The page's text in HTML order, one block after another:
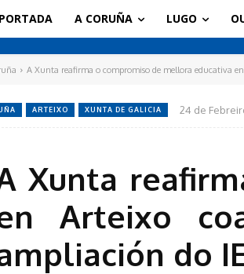
PORTADA A CORUÑA LUGO
A Xunta reafirma o compromiso de mellora educativa
ARTEIXO XUNTA DE GALICIA 24 de
Xunta
Arteixo
do